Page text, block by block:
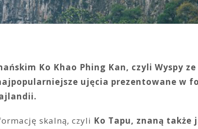
Ko Khao Phing Kan, czyli Wyspy
ujęcia prezentowane w
skalną, czyli Ko Tapu, znaną także